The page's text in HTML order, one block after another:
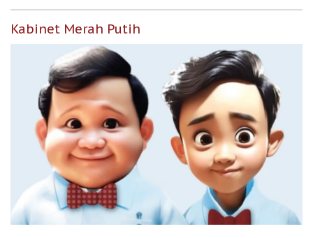
Kabinet Merah Putih